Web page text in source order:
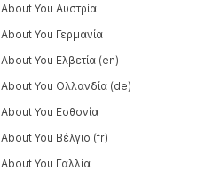
About You Αυστρία
About You Γερμανία
About You Ελβετία (en)
About You Ολλανδία (de)
About You Εσθονία
About You Βέλγιο (fr)
About You Γαλλία